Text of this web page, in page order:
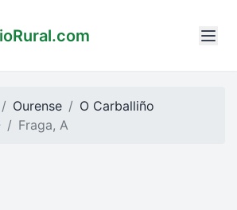
Ourense
O Carballiño
Fraga, A